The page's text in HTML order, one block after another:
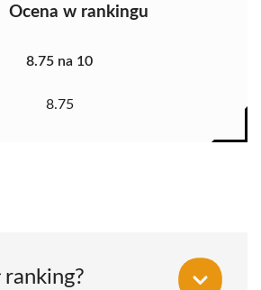
Ocena w rankingu
8.75 na 10
8.75
ranking?